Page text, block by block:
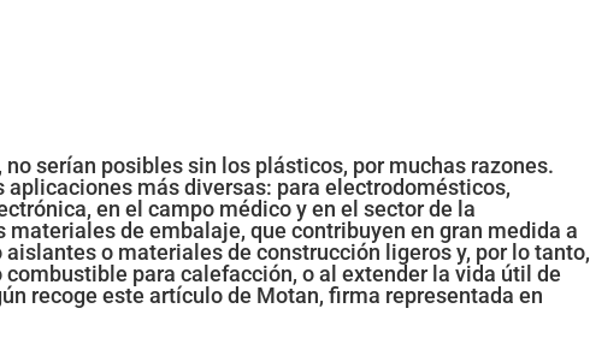
serían posibles sin los plásticos, por muchas razones.
más diversas: para electrodomésticos,
en el campo médico y en el sector de la
de embalaje, que contribuyen en gran medida a
o materiales de construcción ligeros y, por lo tanto,
para calefacción, o al extender la vida útil de
recoge este artículo de Motan, firma representada en